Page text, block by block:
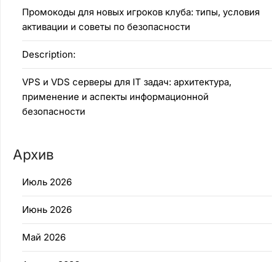
Промокоды для новых игроков клуба: типы, условия
активации и советы по безопасности
Description:
VPS и VDS серверы для IT задач: архитектура,
применение и аспекты информационной
безопасности
Архив
Июль 2026
Июнь 2026
Май 2026